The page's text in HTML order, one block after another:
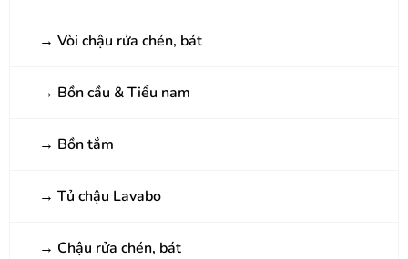
→ Vòi chậu rửa chén, bát
→ Bồn cầu & Tiểu nam
→ Bồn tắm
→ Tủ chậu Lavabo
→ Chậu rửa chén, bát